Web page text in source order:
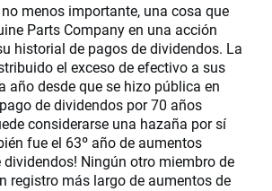
menos importante, una cosa que
Parts Company en una acción
historial de pagos de dividendos. La
el exceso de efectivo a sus
año desde que se hizo pública en
de dividendos por 70 años
considerarse una hazaña por sí
fue el 63º año de aumentos
Ningún otro miembro de
registro más largo de aumentos de